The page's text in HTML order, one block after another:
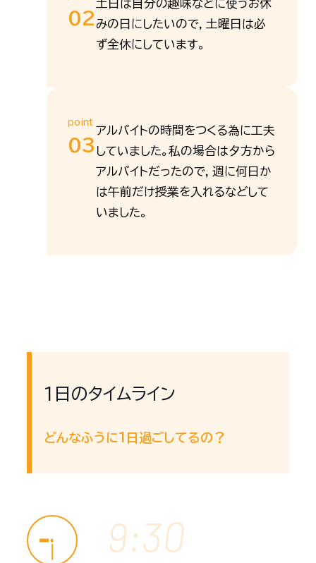
02
土日は自分の趣味などに使うお休
みの日にしたいので，土曜日は必
ず全休にしています。
point
03
アルバイトの時間をつくる為に工夫
していました。私の場合は夕方から
アルバイトだったので，週に何日か
は午前だけ授業を入れるなどして
いました。
1日のタイムライン
どんなふうに1日過ごしてるの？
9:30